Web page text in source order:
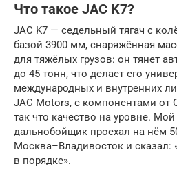
Что такое JAC K7?
JAC K7 — седельный тягач с
базой 3900 мм, снаряжённая
для тяжёлых грузов: он тянет
до 45 тонн, что делает его
международных и внутренних
JAC Motors, с компонентами от
так что качество на уровне.
дальнобойщик проехал на нём
Москва–Владивосток и сказал:
в порядке».